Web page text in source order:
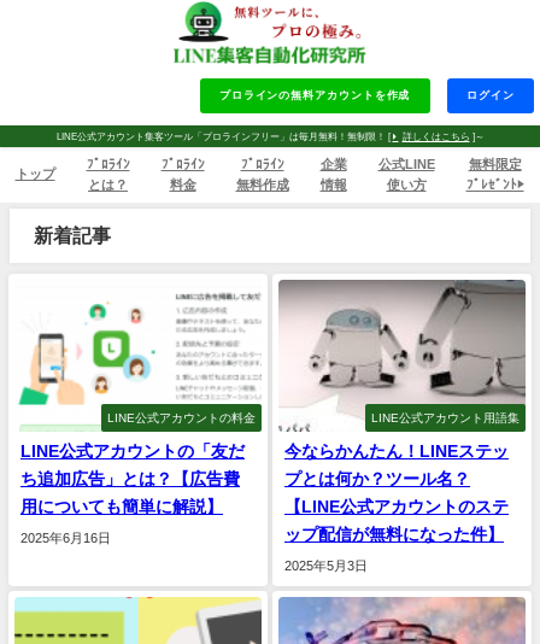
LINE公式アカウント集客ツール「プロラインフリー」は毎月無料！無制限！ [ 詳しくはこちら ]～
プロラインの無料アカウントを作成 ログイン
トップ
ﾌﾟﾛﾗｲﾝ
とは？
ﾌﾟﾛﾗｲﾝ
料金
ﾌﾟﾛﾗｲﾝ
無料作成
企業
情報
公式LINE
使い方
無料限定
ﾌﾟﾚｾﾞﾝﾄ▶
新着記事
LINE公式アカウントの料金
LINE公式アカウントの「友だ
ち追加広告」とは？【広告費
用についても簡単に解説】
2025年6月16日
LINE公式アカウント用語集
今ならかんたん！LINEステッ
プとは何か？ツール名？
【LINE公式アカウントのステ
ップ配信が無料になった件】
2025年5月3日